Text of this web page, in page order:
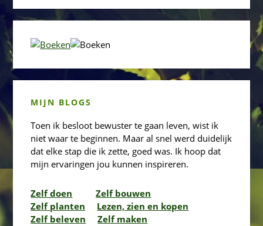
tot
€10.00
MIJN BLOGS
Toen ik besloot bewuster te gaan leven, wist ik
niet waar te beginnen. Maar al snel werd duidelijk
dat elke stap die ik zette, goed was. Ik hoop dat
mijn ervaringen jou kunnen inspireren.
Zelf doen
Zelf bouwen
Zelf planten
Lezen, zien en kopen
Zelf beleven
Zelf maken